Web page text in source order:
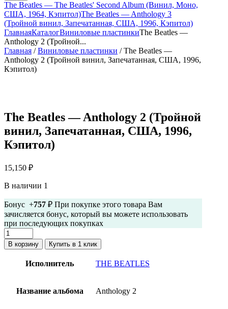
The Beatles — The Beatles' Second Album (Винил, Моно,
США, 1964, Кэпитол)The Beatles — Anthology 3
(Тройной винил, Запечатанная, США, 1996, Кэпитол)
ГлавнаяКаталогВиниловые пластинкиThe Beatles —
Anthology 2 (Тройной...
Главная /Виниловые пластинки / The Beatles —
Anthology 2 (Тройной винил, Запечатанная, США, 1996,
Кэпитол)
The Beatles — Anthology 2 (Тройной
винил, Запечатанная, США, 1996,
Кэпитол)
15,150 ₽
В наличии 1
Бонус +757 ₽ При покупке этого товара Вам
зачисляется бонус, который вы можете использовать
при последующих покупках
Количество
товара
The
Beatles
(Тройной
В корзину Купить в 1 клик
Исполнитель THE BEATLES
Название альбома Anthology 2